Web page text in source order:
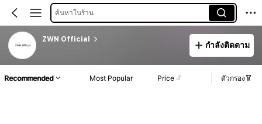
ค้นหาในร้าน
ZWN Official
กำลังติดตาม
Recommended Most Popular Price ตัวกรอง